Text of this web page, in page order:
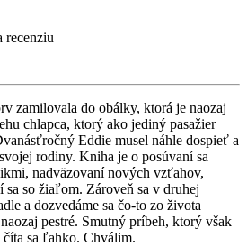
recenziu
zamilovala do obálky, ktorá je naozaj
chlapca, ktorý ako jediný pasažier
Eddie musel náhle dospieť a
rodiny. Kniha je o posúvaní sa
nadväzovaní nových vzťahov,
so žiaľom. Zároveň sa v druhej
a dozvedáme sa čo-to zo života
pestré. Smutný príbeh, ktorý však
číta sa ľahko. Chválim.